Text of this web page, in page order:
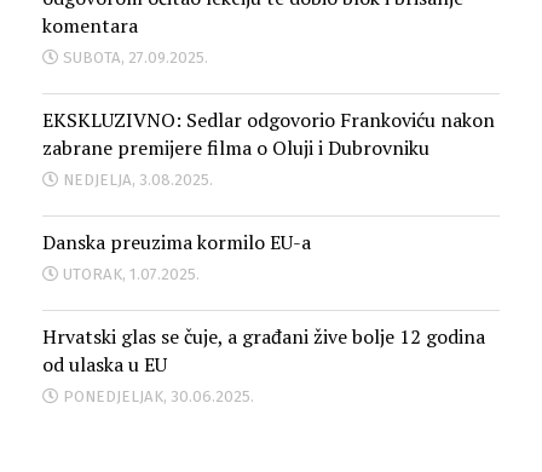
komentara
SUBOTA, 27.09.2025.
EKSKLUZIVNO: Sedlar odgovorio Frankoviću nakon
zabrane premijere filma o Oluji i Dubrovniku
NEDJELJA, 3.08.2025.
Danska preuzima kormilo EU-a
UTORAK, 1.07.2025.
Hrvatski glas se čuje, a građani žive bolje 12 godina
od ulaska u EU
PONEDJELJAK, 30.06.2025.